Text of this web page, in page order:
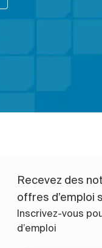
Recevez des
offres d’emploi
Inscrivez-vous
d’emploi